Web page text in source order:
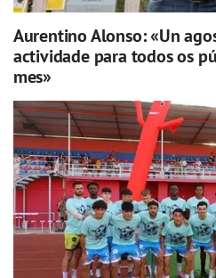
Aurentino Alonso: «Un
actividade para todos os
mes»